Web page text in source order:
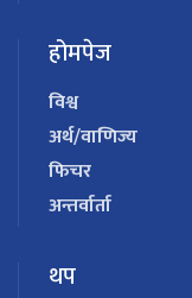
होमपेज
विश्व
अर्थ/वाणिज्य
फिचर
अन्तर्वार्ता
थप